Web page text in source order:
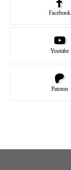
Facebook
Youtube
Patreon